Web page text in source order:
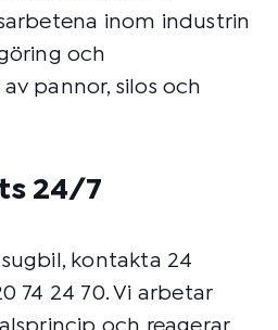
inom industrin
och
pannor, silos och
24/7
kontakta 24
74 24 70. Vi arbetar
och reagerar